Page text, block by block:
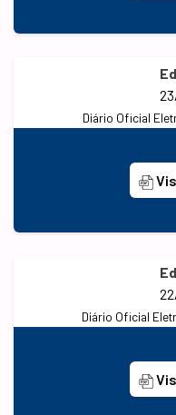
Diário Oficial
Diário Oficial